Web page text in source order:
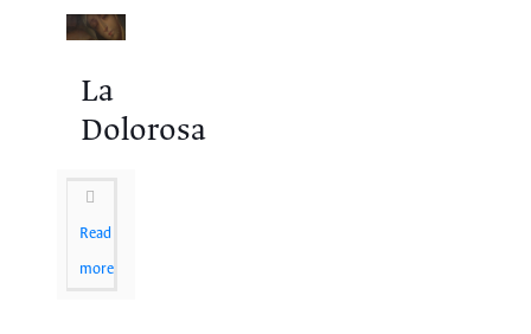
La
Dolorosa
Read
more